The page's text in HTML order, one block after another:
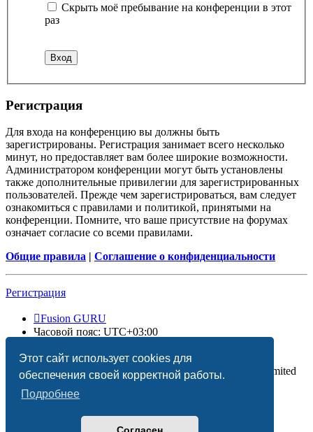
Этот сайт использует cookies для
обеспечения своей корректной работы.
Подробнее
Скрыть моё пребывание на конференции в этот
раз
Регистрация
Для входа на конференцию вы должны быть
зарегистрированы. Регистрация занимает всего несколько
минут, но предоставляет вам более широкие возможности.
Администратором конференции могут быть установлены
также дополнительные привилегии для зарегистрированных
пользователей. Прежде чем зарегистрироваться, вам следует
ознакомиться с правилами и политикой, принятыми на
конференции. Помните, что ваше присутствие на форумах
означает согласие со всеми правилами.
Общие правила | Соглашение о конфиденциальности
Регистрация
Fusion GURU
Часовой пояс: UTC+03:00
Создано на основеphpBB® Forum Software © phpBB Limited